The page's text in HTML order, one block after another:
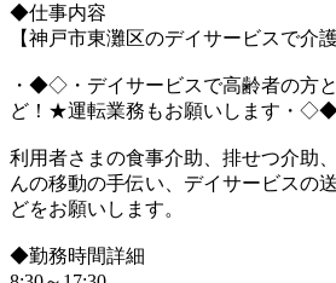
◆仕事内容
【神戸市東灘区のデイサービスで介
・◆◇・デイサービスで高齢者の方
ど！★運転業務もお願いします・◇◆
利用者さまの食事介助、排せつ介助
んの移動の手伝い、デイサービスの
どをお願いします。
◆勤務時間詳細